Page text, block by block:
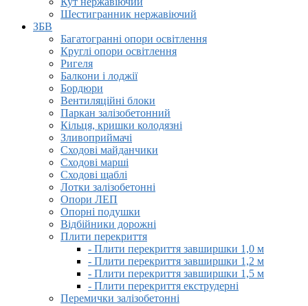
Шестигранник нержавіючий
ЗБВ
Багатогранні опори освітлення
Круглі опори освітлення
Ригеля
Балкони і лоджії
Бордюри
Вентиляційні блоки
Паркан залізобетонний
Кільця, кришки колодязні
Зливоприймачі
Сходові майданчики
Сходові марші
Сходові щаблі
Лотки залізобетонні
Опори ЛЕП
Опорні подушки
Відбійники дорожні
Плити перекриття
- Плити перекриття завширшки 1,0 м
- Плити перекриття завширшки 1,2 м
- Плити перекриття завширшки 1,5 м
- Плити перекриття екструдерні
Перемички залізобетонні